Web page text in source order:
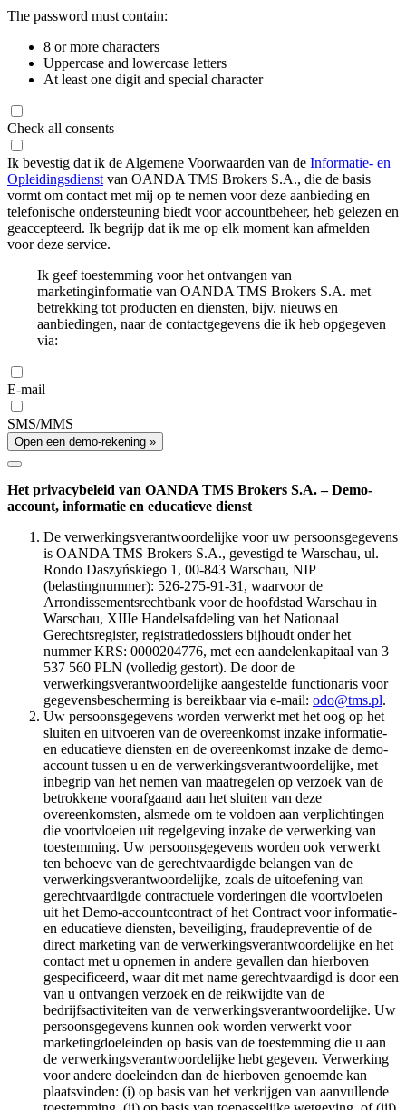
The password must contain:
8 or more characters
Uppercase and lowercase letters
At least one digit and special character
Check all consents
Ik bevestig dat ik de Algemene Voorwaarden van de Informatie- en
Opleidingsdienst van OANDA TMS Brokers S.A., die de basis
vormt om contact met mij op te nemen voor deze aanbieding en
telefonische ondersteuning biedt voor accountbeheer, heb gelezen en
geaccepteerd. Ik begrijp dat ik me op elk moment kan afmelden
voor deze service.
Ik geef toestemming voor het ontvangen van
marketinginformatie van OANDA TMS Brokers S.A. met
betrekking tot producten en diensten, bijv. nieuws en
aanbiedingen, naar de contactgegevens die ik heb opgegeven
via:
E-mail
SMS/MMS
Open een demo-rekening »
Het privacybeleid van OANDA TMS Brokers S.A. – Demo-
account, informatie en educatieve dienst
De verwerkingsverantwoordelijke voor uw persoonsgegevens
is OANDA TMS Brokers S.A., gevestigd te Warschau, ul.
Rondo Daszyńskiego 1, 00-843 Warschau, NIP
(belastingnummer): 526-275-91-31, waarvoor de
Arrondissementsrechtbank voor de hoofdstad Warschau in
Warschau, XIIIe Handelsafdeling van het Nationaal
Gerechtsregister, registratiedossiers bijhoudt onder het
nummer KRS: 0000204776, met een aandelenkapitaal van 3
537 560 PLN (volledig gestort). De door de
verwerkingsverantwoordelijke aangestelde functionaris voor
gegevensbescherming is bereikbaar via e-mail: odo@tms.pl.
Uw persoonsgegevens worden verwerkt met het oog op het
sluiten en uitvoeren van de overeenkomst inzake informatie-
en educatieve diensten en de overeenkomst inzake de demo-
account tussen u en de verwerkingsverantwoordelijke, met
inbegrip van het nemen van maatregelen op verzoek van de
betrokkene voorafgaand aan het sluiten van deze
overeenkomsten, alsmede om te voldoen aan verplichtingen
die voortvloeien uit regelgeving inzake de verwerking van
toestemming. Uw persoonsgegevens worden ook verwerkt
ten behoeve van de gerechtvaardigde belangen van de
verwerkingsverantwoordelijke, zoals de uitoefening van
gerechtvaardigde contractuele vorderingen die voortvloeien
uit het Demo-accountcontract of het Contract voor informatie-
en educatieve diensten, beveiliging, fraudepreventie of de
direct marketing van de verwerkingsverantwoordelijke en het
contact met u opnemen in andere gevallen dan hierboven
gespecificeerd, waar dit met name gerechtvaardigd is door een
van u ontvangen verzoek en de reikwijdte van de
bedrijfsactiviteiten van de verwerkingsverantwoordelijke. Uw
persoonsgegevens kunnen ook worden verwerkt voor
marketingdoeleinden op basis van de toestemming die u aan
de verwerkingsverantwoordelijke hebt gegeven. Verwerking
voor andere doeleinden dan de hierboven genoemde kan
plaatsvinden: (i) op basis van het verkrijgen van aanvullende